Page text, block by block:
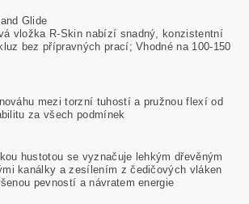
Glide
vložka R-Skin nabízí snadný, konzistentní
bez přípravných prací; Vhodné na 100-150
mezi torzní tuhostí a pružnou flexí od
za všech podmínek
hustotou se vyznačuje lehkým dřevěným
kanálky a zesílením z čedičových vláken
pevností a návratem energie